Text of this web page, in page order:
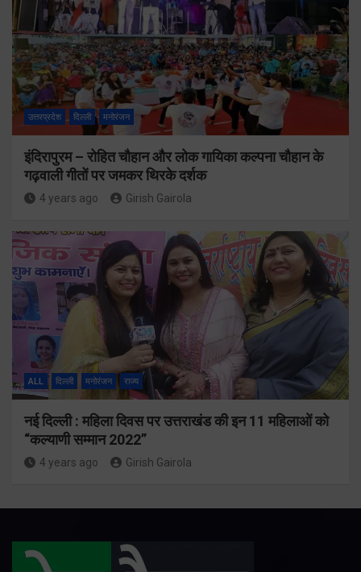
उत्तरप्रदेश दिल्ली मनोरंजन
इंदिरापुरम – रोहित चौहान और लोक गायिका कल्पना चौहान के
गढ़वाली गीतों पर जमकर थिरके दर्शक
4 years ago Girish Gairola
ALL दिल्ली मनोरंजन राज्य
नई दिल्ली : महिला दिवस पर उत्तराखंड की इन 11 महिलाओं को
“कल्याणी सम्मान 2022”
4 years ago Girish Gairola